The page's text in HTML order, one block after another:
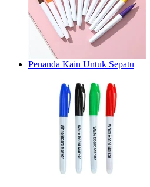
Penanda Kain Untuk Sepatu